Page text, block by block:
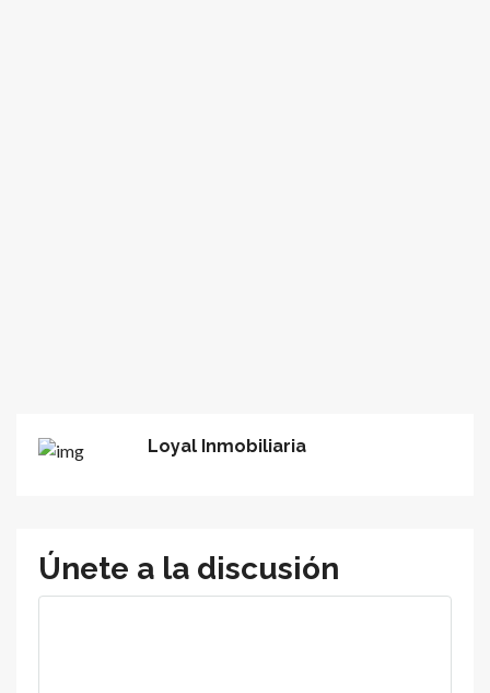
Loyal Inmobiliaria
Únete a la discusión